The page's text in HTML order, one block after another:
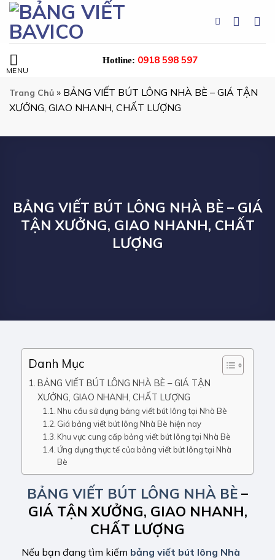
Chuyển
đến
nội
dung
Hotline: 0918 598 597
Trang Chủ » BẢNG VIẾT BÚT LÔNG NHÀ BÈ – GIÁ TẬN
XƯỞNG, GIAO NHANH, CHẤT LƯỢNG
BẢNG VIẾT BÚT LÔNG NHÀ BÈ – GIÁ
TẬN XƯỞNG, GIAO NHANH, CHẤT
LƯỢNG
Danh Mục
BẢNG VIẾT BÚT LÔNG NHÀ BÈ – GIÁ TẬN
XƯỞNG, GIAO NHANH, CHẤT LƯỢNG
Nhu cầu sử dụng bảng viết bút lông tại Nhà Bè
Giá bảng viết bút lông Nhà Bè hiện nay
Khu vực cung cấp bảng viết bút lông tại Nhà Bè
Ứng dụng thực tế của bảng viết bút lông tại Nhà
Bè
BẢNG VIẾT BÚT LÔNG NHÀ BÈ –
GIÁ TẬN XƯỞNG, GIAO NHANH,
CHẤT LƯỢNG
Nếu bạn đang tìm kiếm bảng viết bút lông Nhà